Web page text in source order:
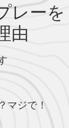
レーを
由
マジで！